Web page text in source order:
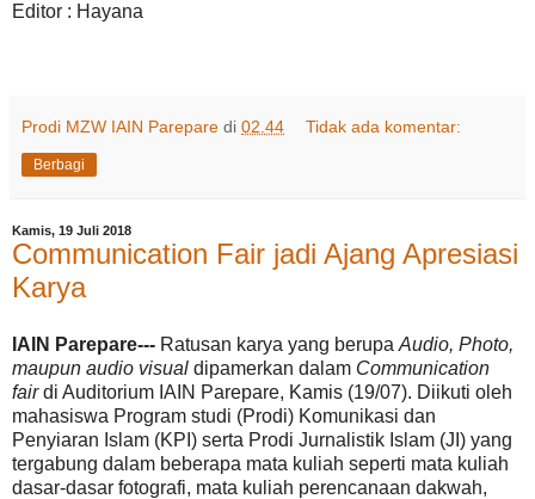
Editor : Hayana
Prodi MZW IAIN Parepare di 02.44 Tidak ada komentar:
Berbagi
Kamis, 19 Juli 2018
Communication Fair jadi Ajang Apresiasi
Karya
IAIN Parepare--- Ratusan karya yang berupa Audio, Photo,
maupun audio visual dipamerkan dalam Communication
fairdi Auditorium IAIN Parepare, Kamis (19/07). Diikuti oleh
mahasiswa Program studi (Prodi) Komunikasi dan
Penyiaran Islam (KPI) serta Prodi Jurnalistik Islam (JI) yang
tergabung dalam beberapa mata kuliah seperti mata kuliah
dasar-dasar fotografi, mata kuliah perencanaan dakwah,